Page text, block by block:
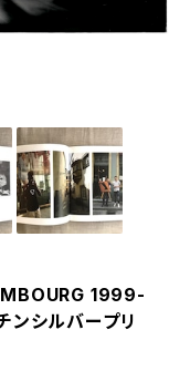
1999-
ンシルバープリ